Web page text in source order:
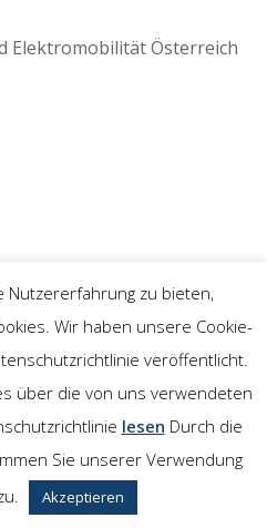
Elektromobilität Österreich
Nutzererfahrung zu bieten,
Wir haben unsere Cookie-
veröffentlicht.
über die von uns verwendeten
lesen Durch die
Sie unserer Verwendung
Akzeptieren